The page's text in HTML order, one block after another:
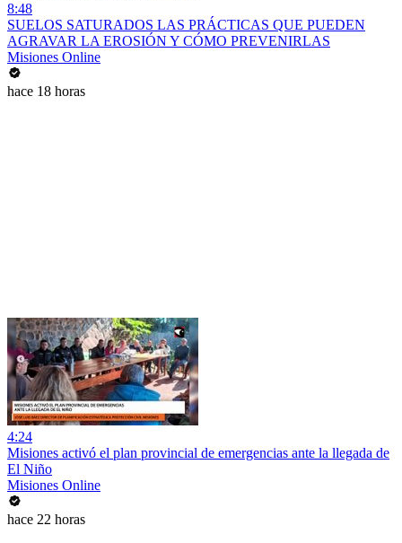
8:48
SUELOS SATURADOS LAS PRÁCTICAS QUE PUEDEN
AGRAVAR LA EROSIÓN Y CÓMO PREVENIRLAS
Misiones Online
hace 18 horas
4:24
Misiones activó el plan provincial de emergencias ante la llegada de
El Niño
Misiones Online
hace 22 horas